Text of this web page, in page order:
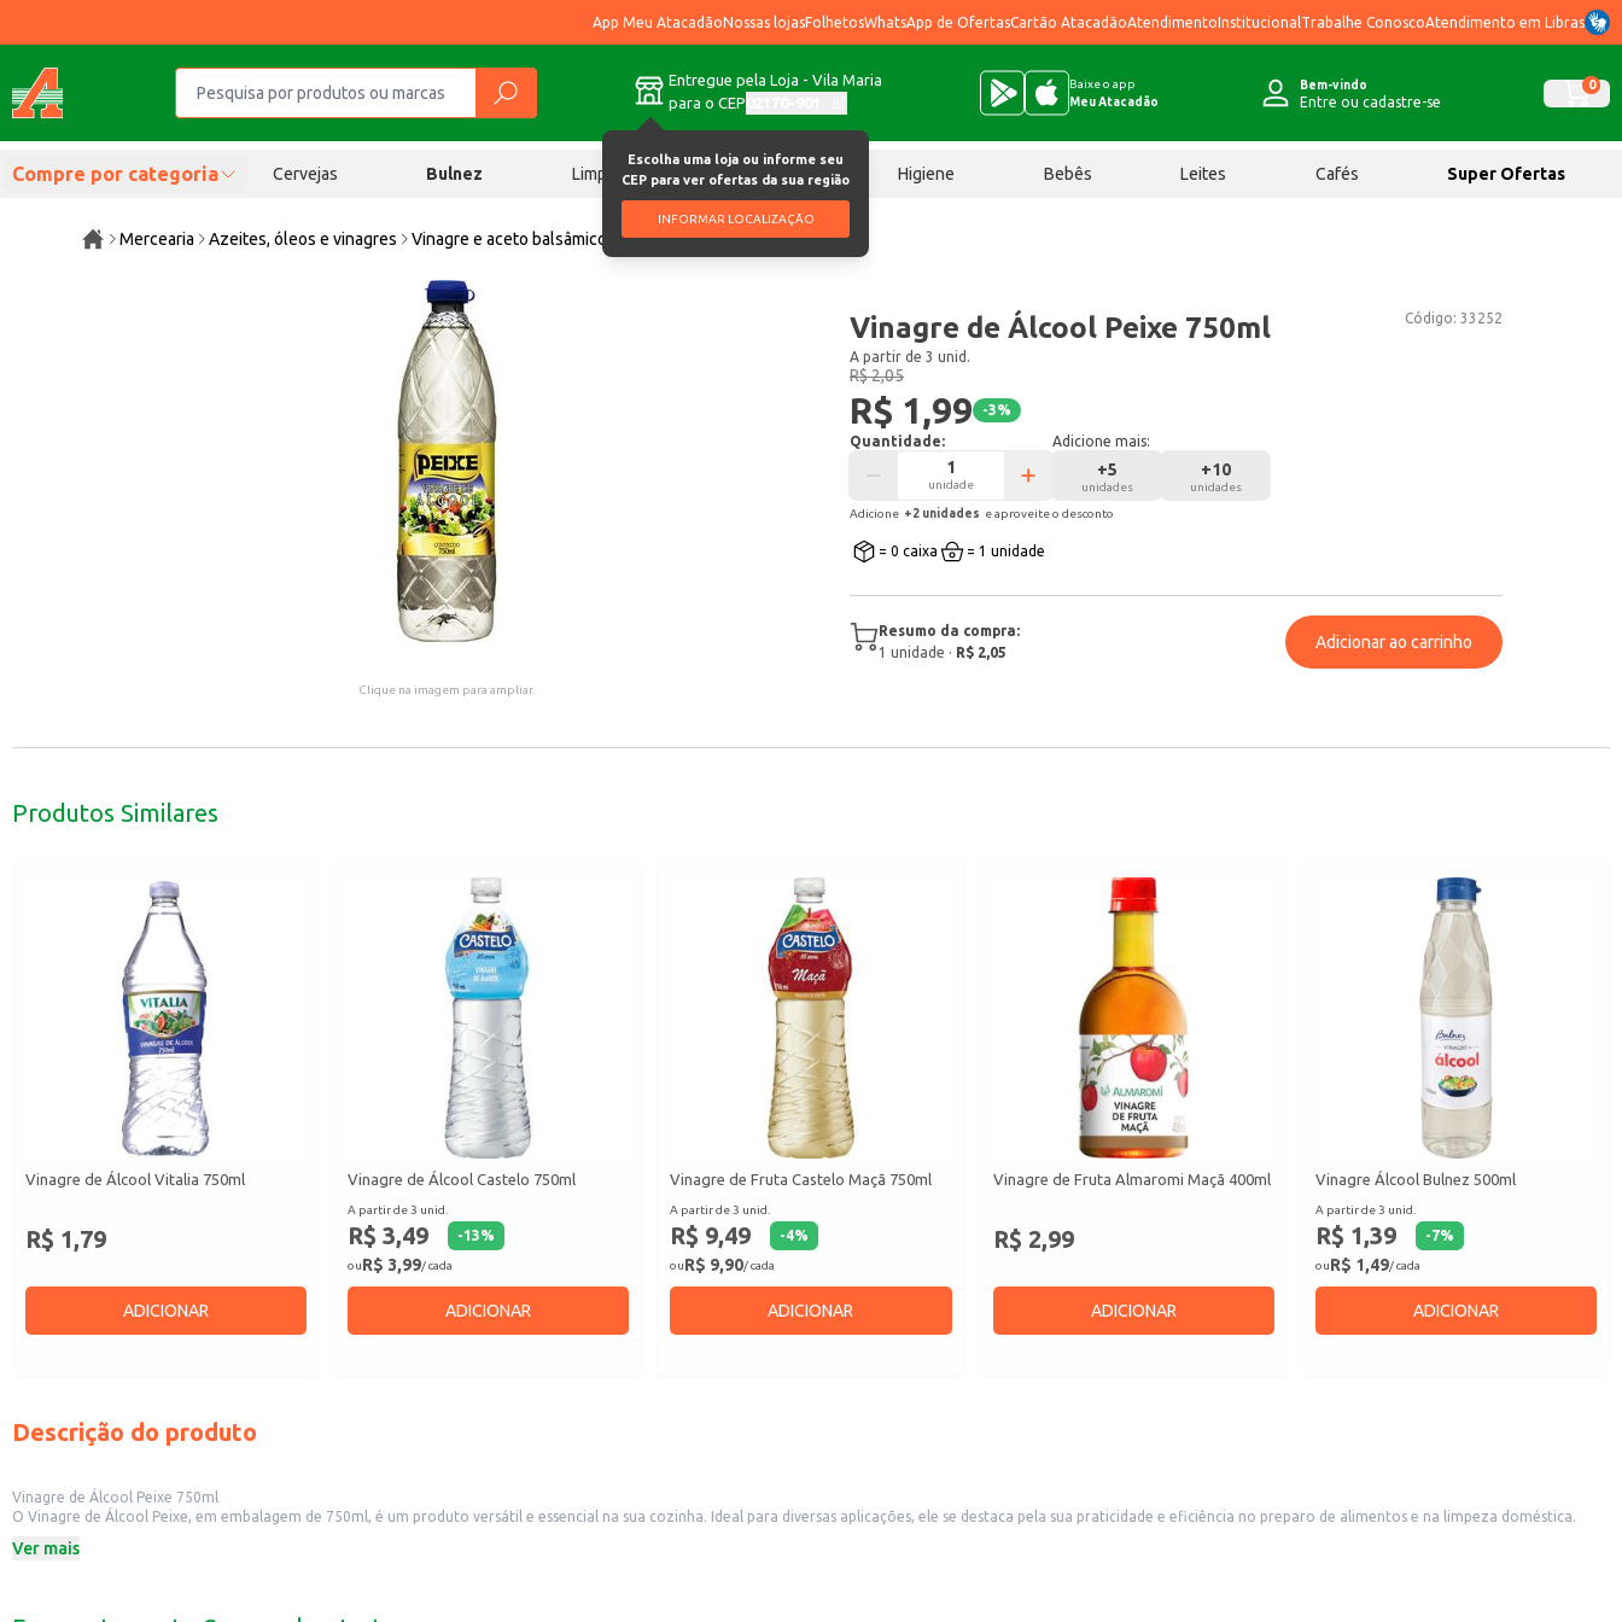
App Meu AtacadãoNossas lojasFolhetosWhatsApp de OfertasCartão AtacadãoAtendimentoInstitucional Trabalhe ConoscoAtendimento em Libras
Entregue pela Loja - Vila Maria
para o CEP
Escolha uma loja ou informe seu
CEP para ver ofertas da sua região
INFORMAR LOCALIZAÇÃO
Baixe o app
Meu Atacadão
Bem-vindo
Entre ou cadastre-se
0
Compre por categoria Cervejas Bulnez Limpeza Chocolates Higiene Bebês Leites Cafés Super Ofertas
Mercearia Azeites, óleos e vinagres Vinagre e aceto balsâmico Vinagre de Álcool Peixe 750ml
Clique na imagem para ampliar.
Código: 33252
Vinagre de Álcool Peixe 750ml
A partir de 3 unid.
R$ 2,05
R$ 1,99 -3%
Quantidade:
unidade
Adicione mais:
+5
unidades
+10
unidades
Adicione +2 unidades e aproveite o desconto
= 0 caixa = 1 unidade
Resumo da compra:
1 unidade · R$ 2,05
Adicionar ao carrinho
Produtos Similares
Vinagre de Álcool Vitalia 750ml
R$ 1,79
ADICIONAR
Vinagre de Álcool Castelo 750ml
A partir de 3 unid.
R$ 3,49 -13%
ouR$ 3,99/ cada
ADICIONAR
Vinagre de Fruta Castelo Maçã 750ml
A partir de 3 unid.
R$ 9,49 -4%
ouR$ 9,90/ cada
ADICIONAR
Vinagre de Fruta Almaromi Maçã 400ml
R$ 2,99
ADICIONAR
Vinagre Álcool Bulnez 500ml
A partir de 3 unid.
R$ 1,39 -7%
ouR$ 1,49/ cada
ADICIONAR
Descrição do produto
Vinagre de Álcool Peixe 750ml
O Vinagre de Álcool Peixe, em embalagem de 750ml, é um produto versátil e essencial na sua cozinha. Ideal para diversas aplicações, ele se destaca pela sua praticidade e eficiência no preparo de alimentos e na limpeza doméstica.
Perfeito para temperar saladas, realçando o sabor dos ingredientes.
Ver mais